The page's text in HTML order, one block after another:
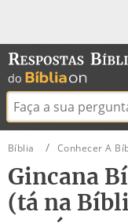
Buscar:
Bíblia Conhecer A
Gincana
(tá na